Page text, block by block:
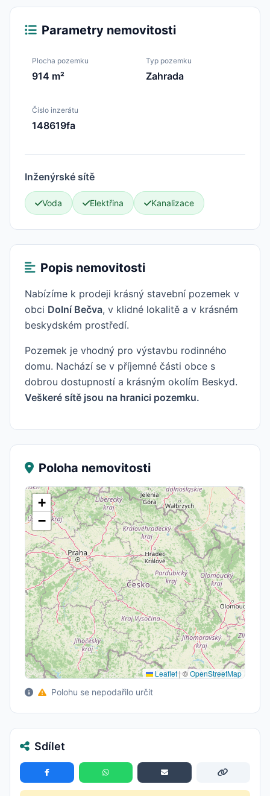
Parametry nemovitosti
Plocha pozemku
914 m²
Typ pozemku
Zahrada
Číslo inzerátu
148619fa
Inženýrské sítě
Voda Elektřina Kanalizace
Popis nemovitosti
Nabízíme k prodeji krásný stavební pozemek v
obci Dolní Bečva, v klidné lokalitě a v krásném
beskydském prostředí.
Pozemek je vhodný pro výstavbu rodinného
domu. Nachází se v příjemné části obce s
dobrou dostupností a krásným okolím Beskyd.
Veškeré sítě jsou na hranici pozemku.
Poloha nemovitosti
+
−
Leaflet | ©OpenStreetMap
Polohu se nepodařilo určit
Sdílet